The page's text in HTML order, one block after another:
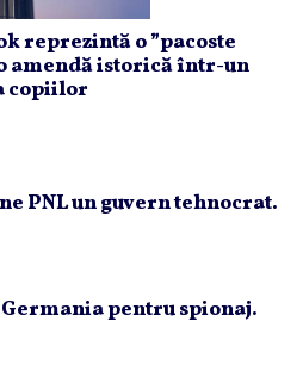
reprezintă o ”pacoste
amendă istorică într-un
copiilor
PNL un guvern tehnocrat.
pentru spionaj.